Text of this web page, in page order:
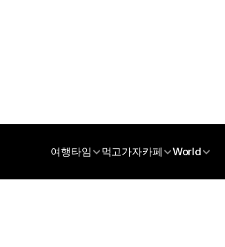
여행타임 먹고가자카페 World